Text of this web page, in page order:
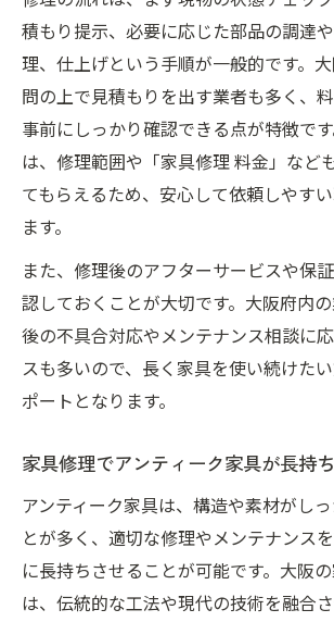
積もり提示、必要に応じた部品の調達
理、仕上げという手順が一般的です。
問の上で見積もりを出す業者も多く、
事前にしっかり確認できる点が特徴で
は、修理範囲や「家具修理 料金」など
てもらえるため、安心して依頼しやす
ます。
また、修理後のアフターサービスや保
認しておくことが大切です。大阪府内
後の不具合対応やメンテナンス相談に
スも多いので、長く家具を使い続けた
ポートとなります。
家具修理でアンティーク家具が長持
アンティーク家具は、構造や素材がし
とが多く、適切な修理やメンテナンス
に長持ちさせることが可能です。大阪
は、伝統的な工法や現代の技術を融合